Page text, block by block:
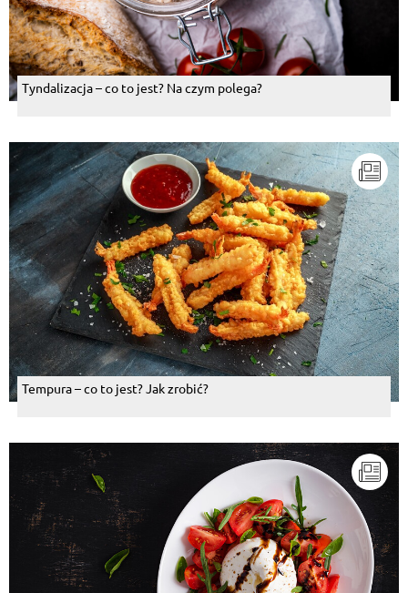
Tyndalizacja – co to jest? Na czym polega?
Tempura – co to jest? Jak zrobić?